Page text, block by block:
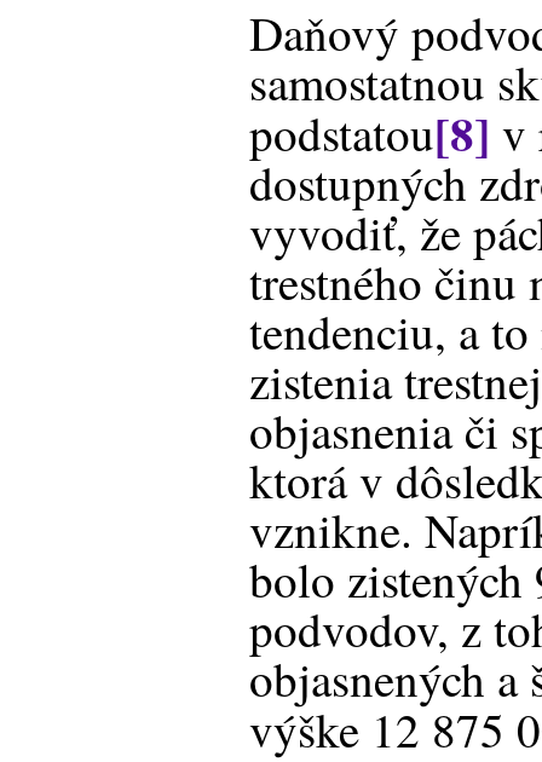
Daňový
samostatnou
podstatou[8] v
dostupných
vyvodiť, že
trestného činu
tendenciu, a
zistenia
objasnenia či
ktorá v
vznikne.
bolo zistených
podvodov, z
objasnených
výške 12 875